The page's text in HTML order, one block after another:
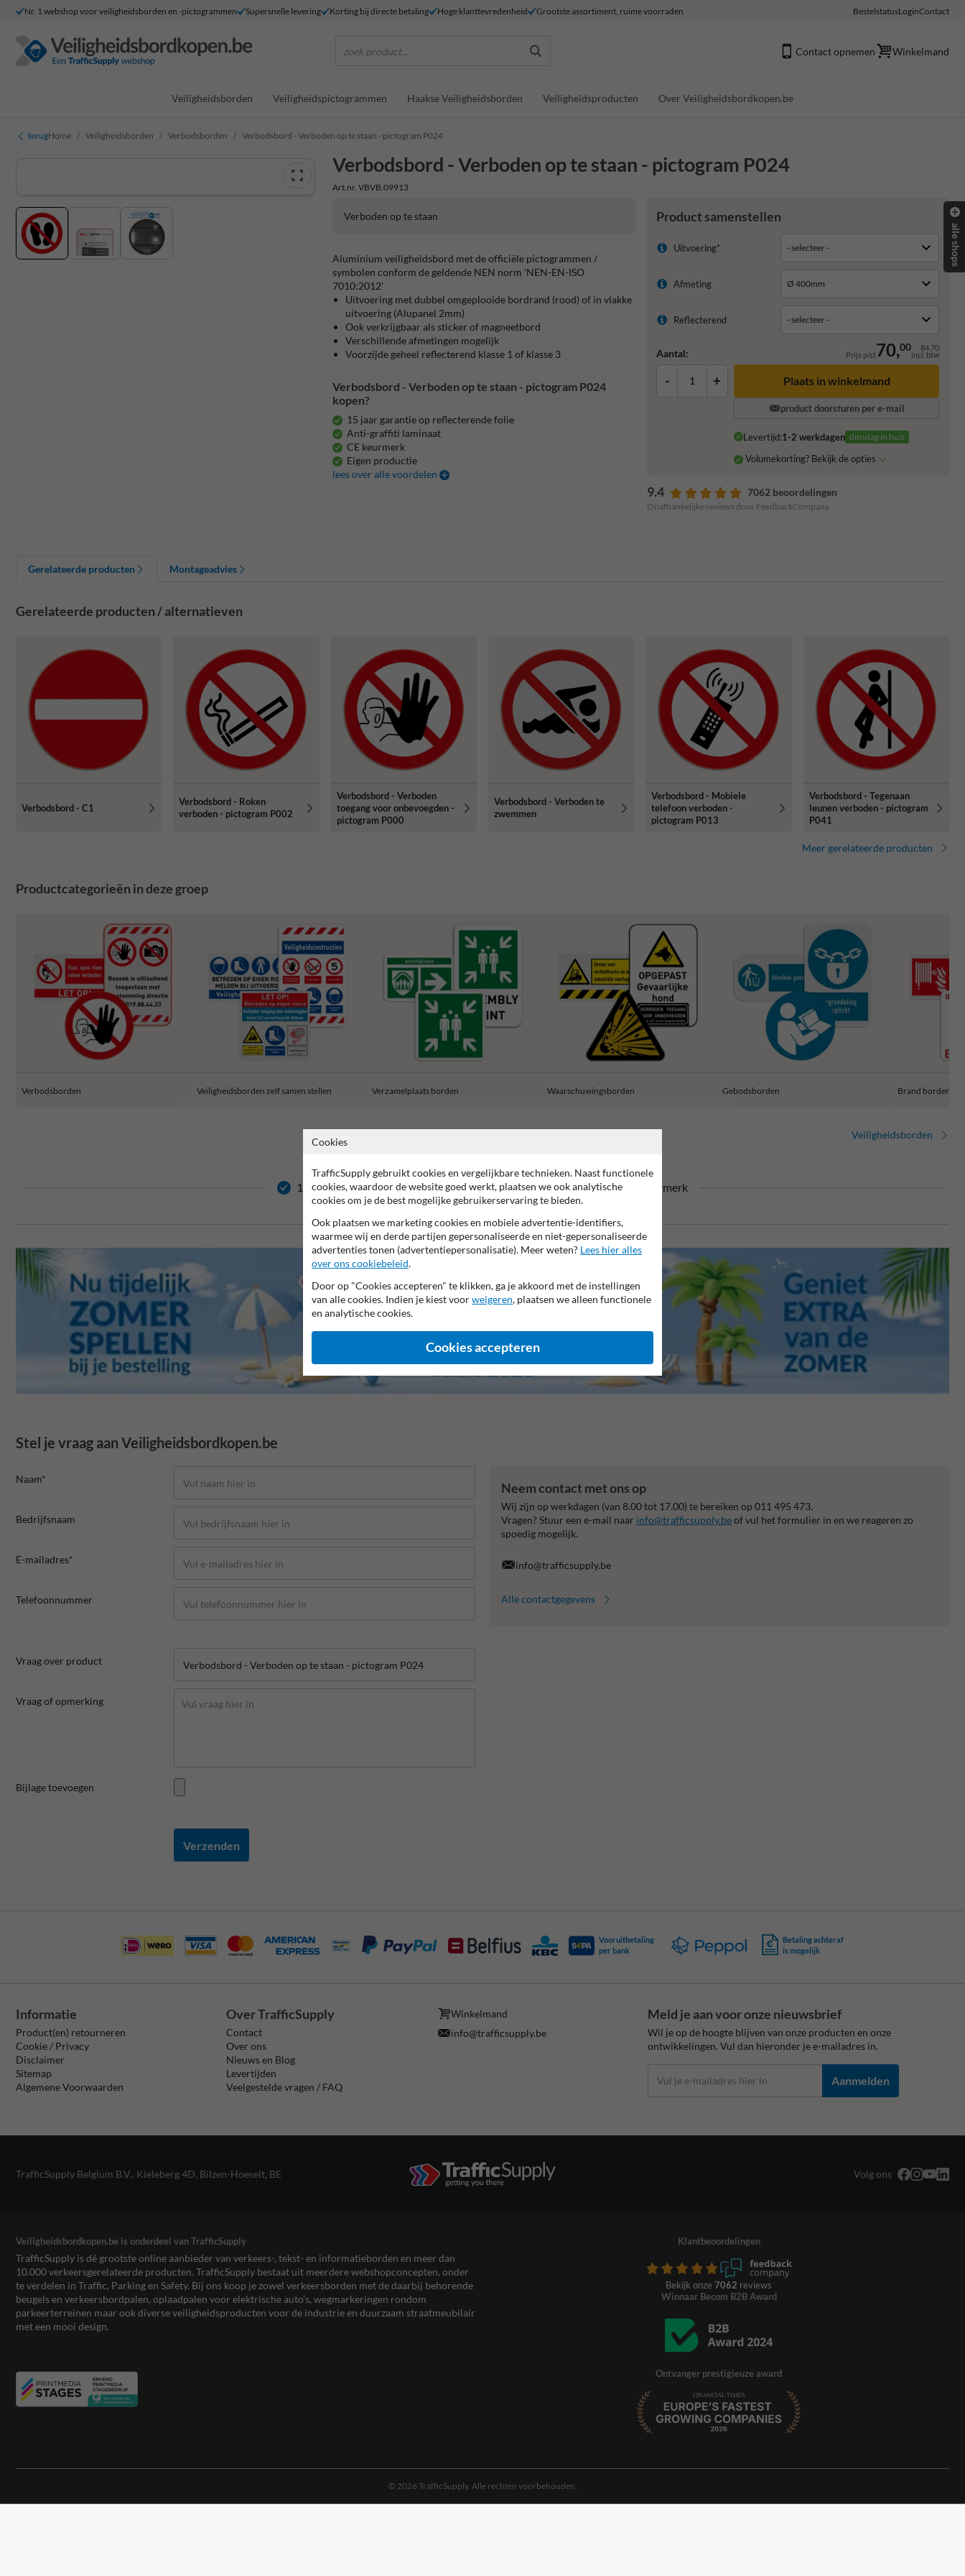
Nr. 1 webshop voor veiligheidsborden en -pictogrammen Supersnelle levering Korting bij directe betaling Hoge klanttevredenheid Grootste assortiment, ruime voorraden BestelstatusLoginContact
zoek product... Contact opnemen Winkelmand
Veiligheidsborden Veiligheidspictogrammen Haakse Veiligheidsborden Veiligheidsproducten Over Veiligheidsbordkopen.be
terugHome Veiligheidsborden Verbodsborden Verbodsbord - Verboden op te staan - pictogram P024
Verbodsbord - Verboden op te staan - pictogram P024
Art.nr. VBVB.09913
Product samenstellen
Uitvoering*
Afmeting
Reflecterend
Aantal: Prijs p/st70,00 84,70
incl. btw
- + Plaats in winkelmand
product doorsturen per e-mail
Levertijd:1-2 werkdagen dinsdag in huis
Volumekorting? Bekijk de opties
9.4 7062 beoordelingen
Onafhankelijke reviews door FeedbackCompany
Verboden op te staan
Aluminium veiligheidsbord met de officiële pictogrammen /
symbolen conform de geldende NEN norm 'NEN-EN-ISO
7010:2012'
Uitvoering met dubbel omgeplooide bordrand (rood) of in vlakke
uitvoering (Alupanel 2mm)
Ook verkrijgbaar als sticker of magneetbord
Verschillende afmetingen mogelijk
Voorzijde geheel reflecterend klasse 1 of klasse 3
Verbodsbord - Verboden op te staan - pictogram P024
kopen?
15 jaar garantie op reflecterende folie
Anti-graffiti laminaat
CE keurmerk
Eigen productie
lees over alle voordelen
Gerelateerde producten Montageadvies
Gerelateerde producten / alternatieven
Verbodsbord - C1
Verbodsbord - Roken
verboden - pictogram P002
Verbodsbord - Verboden
toegang voor onbevoegden -
pictogram P000
Verbodsbord - Verboden te
zwemmen
Verbodsbord - Mobiele
telefoon verboden -
pictogram P013
Verbodsbord - Tegenaan
leunen verboden - pictogram
P041
Meer gerelateerde producten
Productcategorieën in deze groep
Verbodsborden Veiligheidsborden zelf samen stellen Verzamelplaats borden Waarschuwingsborden Gebodsborden Brand borden
Veiligheidsborden
15 jaar garantie op reflecterende folie Anti-graffiti laminaat CE keurmerk
Stel je vraag aan Veiligheidsbordkopen.be
Naam*
Bedrijfsnaam
E-mailadres*
Telefoonnummer
Vraag over product
Vraag of opmerking
Bijlage toevoegen
Verzenden
Neem contact met ons op
Wij zijn op werkdagen (van 8.00 tot 17.00) te bereiken op 011 495 473.
Vragen? Stuur een e-mail naar info@trafficsupply.beof vul het formulier in en we reageren zo
spoedig mogelijk.
info@trafficsupply.be
Alle contactgegevens
Vooruitbetaling
per bank
Betaling achteraf
is mogelijk
Informatie
Product(en) retourneren
Cookie / Privacy
Disclaimer
Sitemap
Algemene Voorwaarden
Over TrafficSupply
Contact
Over ons
Nieuws en Blog
Levertijden
Veelgestelde vragen / FAQ
Winkelmand
info@trafficsupply.be
Meld je aan voor onze nieuwsbrief
Wil je op de hoogte blijven van onze producten en onze
ontwikkelingen. Vul dan hieronder je e-mailadres in.
Aanmelden
TrafficSupply Belgium B.V., Kieleberg 4D, Bilzen-Hoeselt, BE Volg ons
Veiligheidsbordkopen.be is onderdeel van TrafficSupply
TrafficSupply is dé grootste online aanbieder van verkeers-, tekst- en informatieborden en meer dan
10.000 verkeersgerelateerde producten. TrafficSupply bestaat uit meerdere webshopconcepten, onder
te verdelen in Traffic, Parking en Safety. Bij ons koop je zowel verkeersborden met de daarbij behorende
beugels en verkeersbordpalen, oplaadpalen voor elektrische auto’s, wegmarkeringen rondom
parkeerterreinen maar ook diverse veiligheidsproducten voor de industrie en duurzaam straatmeubilair
met een mooi design.
Klantbeoordelingen
Bekijk onze 7062 reviews
Winnaar Becom B2B Award
Ontvanger prestigieuze award
© 2026 TrafficSupply. Alle rechten voorbehouden.
alle shops
Cookies
TrafficSupply gebruikt cookies en vergelijkbare technieken. Naast functionele
cookies, waardoor de website goed werkt, plaatsen we ook analytische
cookies om je de best mogelijke gebruikerservaring te bieden.
Ook plaatsen we marketing cookies en mobiele advertentie-identifiers,
waarmee wij en derde partijen gepersonaliseerde en niet-gepersonaliseerde
advertenties tonen (advertentiepersonalisatie). Meer weten? Lees hier alles
over ons cookiebeleid.
Door op "Cookies accepteren" te klikken, ga je akkoord met de instellingen
van alle cookies. Indien je kiest voorweigeren, plaatsen we alleen functionele
en analytische cookies.
Cookies accepteren